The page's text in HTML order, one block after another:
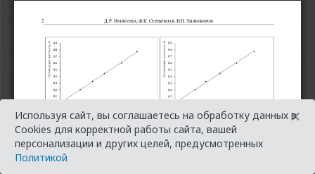
Используя сайт, вы соглашаетесь на обработку данных в
Cookies для корректной работы сайта, вашей
персонализации и других целей, предусмотренных
Политикой
×